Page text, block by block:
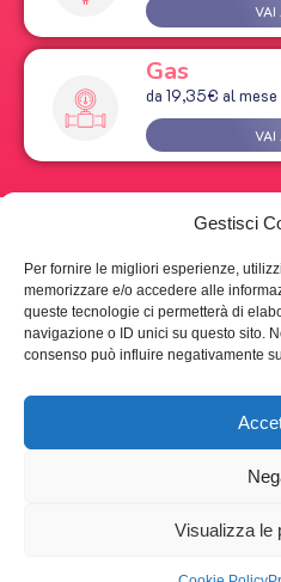
Gestisci
Per fornire le migliori esperienze,
memorizzare e/o accedere alle
queste tecnologie ci permetterà di
navigazione o ID unici su questo sito.
consenso può influire negativamente
Visualizza le
VAI
Gas
da 19,35€ al mese
VAI